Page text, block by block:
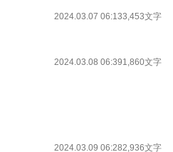
2024.03.07 06:133,453文字
2024.03.08 06:391,860文字
2024.03.09 06:282,936文字